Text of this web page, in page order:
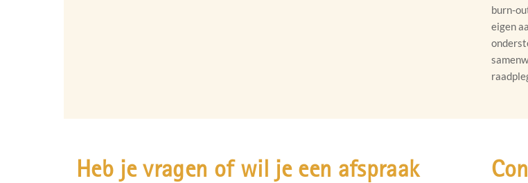
burn-
eigen
Heb je vragen of wil je een afspraak